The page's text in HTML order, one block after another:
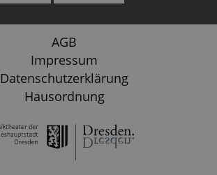
AGB
Impressum
Datenschutzerklärung
Hausordnung